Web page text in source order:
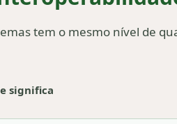
tem o mesmo nível de
significa